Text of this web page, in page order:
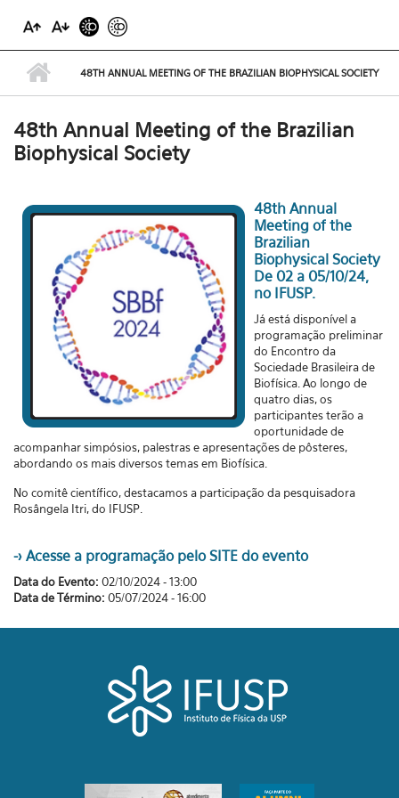
48TH ANNUAL MEETING OF THE BRAZILIAN BIOPHYSICAL SOCIETY
48th Annual Meeting of the Brazilian
Biophysical Society
48th Annual
Meeting of the
Brazilian
Biophysical Society
De 02 a 05/10/24,
no IFUSP.
Já está disponível a
programação preliminar
do Encontro da
Sociedade Brasileira de
Biofísica. Ao longo de
quatro dias, os
participantes terão a
oportunidade de
acompanhar simpósios, palestras e apresentações de pôsteres,
abordando os mais diversos temas em Biofísica.
No comitê científico, destacamos a participação da pesquisadora
Rosângela Itri, do IFUSP.
-> Acesse a programação pelo SITE do evento
Data do Evento: 02/10/2024 - 13:00
Data de Término: 05/07/2024 - 16:00